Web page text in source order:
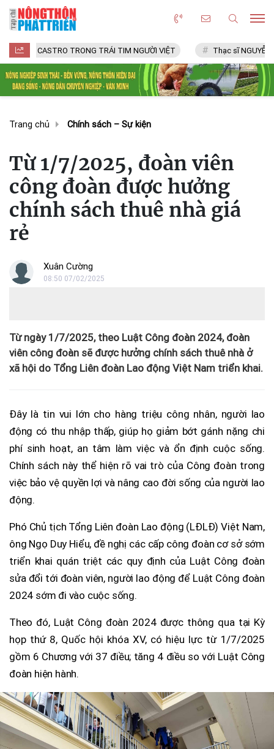
TRONG TRÁI TIM NGƯỜI VIỆT Thạc sĩ NGUYỄN VĂN CHÍ
Trang chủ Chính sách – Sự kiện
Từ 1/7/2025, đoàn viên
công đoàn được hưởng
chính sách thuê nhà giá
rẻ
Xuân Cường
08:50 07/02/2025
Từ ngày 1/7/2025, theo Luật Công đoàn 2024, đoàn
viên công đoàn sẽ được hưởng chính sách thuê nhà ở
xã hội do Tổng Liên đoàn Lao động Việt Nam triển khai.
Đây là tin vui lớn cho hàng triệu công nhân, người lao
động có thu nhập thấp, giúp họ giảm bớt gánh nặng chi
phí sinh hoạt, an tâm làm việc và ổn định cuộc sống.
Chính sách này thể hiện rõ vai trò của Công đoàn trong
việc bảo vệ quyền lợi và nâng cao đời sống của người lao
động.
Phó Chủ tịch Tổng Liên đoàn Lao động (LĐLĐ) Việt Nam,
ông Ngọ Duy Hiểu, đề nghị các cấp công đoàn cơ sở sớm
triển khai quán triệt các quy định của Luật Công đoàn
sửa đổi tới đoàn viên, người lao động để Luật Công đoàn
2024 sớm đi vào cuộc sống.
Theo đó, Luật Công đoàn 2024 được thông qua tại Kỳ
họp thứ 8, Quốc hội khóa XV, có hiệu lực từ 1/7/2025
gồm 6 Chương với 37 điều; tăng 4 điều so với Luật Công
đoàn hiện hành.